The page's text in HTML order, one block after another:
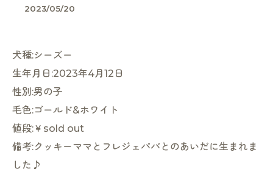
2023/05/20
犬種:シーズー
生年月日:2023年4月12日
性別:男の子
毛色:ゴールド&ホワイト
値段:￥sold out
備考:クッキーママとフレジェパパとのあいだに生まれま
した♪